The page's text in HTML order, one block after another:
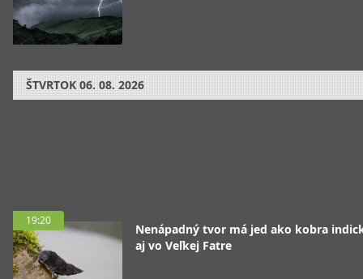
ŠTVRTOK 06. 08. 2026
19:20
Nenápadný tvor má jed ako kobra
aj vo Veľkej Fatre